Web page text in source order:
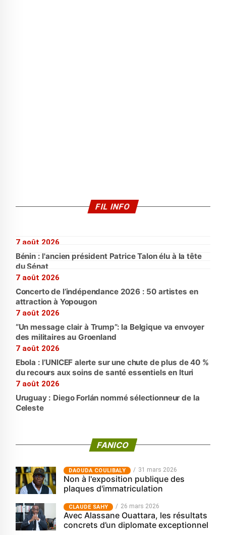
FIL INFO
7 août 2026
Bénin : l'ancien président Patrice Talon élu à la tête
du Sénat
7 août 2026
Concerto de l’indépendance 2026 : 50 artistes en
attraction à Yopougon
7 août 2026
“Un message clair à Trump”: la Belgique va envoyer
des militaires au Groenland
7 août 2026
Ebola : l’UNICEF alerte sur une chute de plus de 40 %
du recours aux soins de santé essentiels en Ituri
7 août 2026
Uruguay : Diego Forlán nommé sélectionneur de la
Celeste
FANICO
‎DAOUDA COULIBALY 31 mars 2026
Non à l'exposition publique des
plaques d'immatriculation
CLAUDE SAHY 26 mars 2026
Avec Alassane Ouattara, les résultats
concrets d’un diplomate exceptionnel